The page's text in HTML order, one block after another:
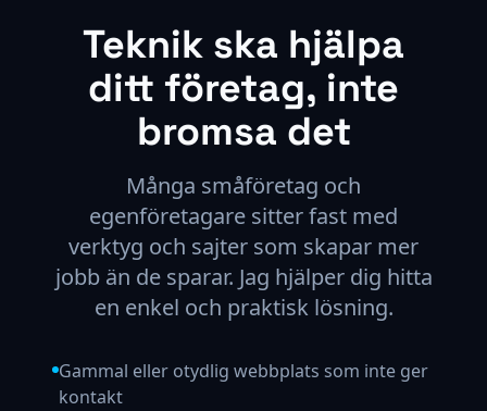
Teknik ska hjälpa
ditt företag, inte
bromsa det
Många småföretag och
egenföretagare sitter fast med
verktyg och sajter som skapar mer
jobb än de sparar. Jag hjälper dig hitta
en enkel och praktisk lösning.
Gammal eller otydlig webbplats som inte ger
kontakt